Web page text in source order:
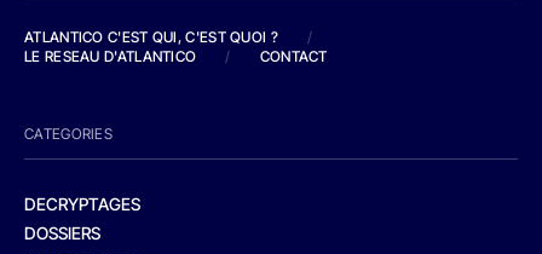
ATLANTICO C'EST QUI, C'EST QUOI ?
/
LE RESEAU D'ATLANTICO
/ CONTACT
CATEGORIES
DECRYPTAGES
DOSSIERS